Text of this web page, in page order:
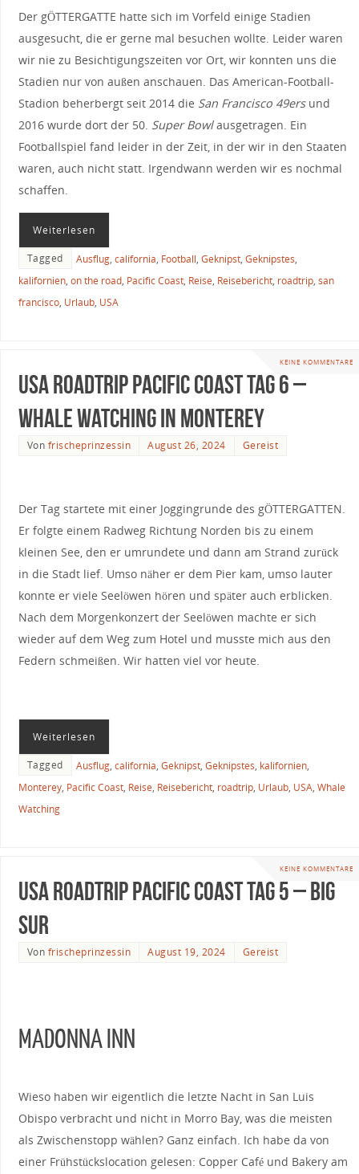
Der gÖTTERGATTE hatte sich im Vorfeld einige Stadien
ausgesucht, die er gerne mal besuchen wollte. Leider waren
wir nie zu Besichtigungszeiten vor Ort, wir konnten uns die
Stadien nur von außen anschauen. Das American-Football-
Stadion beherbergt seit 2014 die San Francisco 49ersund
2016 wurde dort der 50. Super Bowlausgetragen. Ein
Footballspiel fand leider in der Zeit, in der wir in den Staaten
waren, auch nicht statt. Irgendwann werden wir es nochmal
schaffen.
Weiterlesen
Tagged Ausflug, california, Football, Geknipst, Geknipstes,
kalifornien, on the road, Pacific Coast, Reise, Reisebericht, roadtrip, san
francisco, Urlaub, USA
KEINE KOMMENTARE
USA Roadtrip Pacific Coast Tag 6 –
Whale Watching in Monterey
Von frischeprinzessin August 26, 2024 Gereist
Der Tag startete mit einer Joggingrunde des gÖTTERGATTEN.
Er folgte einem Radweg Richtung Norden bis zu einem
kleinen See, den er umrundete und dann am Strand zurück
in die Stadt lief. Umso näher er dem Pier kam, umso lauter
konnte er viele Seelöwen hören und später auch erblicken.
Nach dem Morgenkonzert der Seelöwen machte er sich
wieder auf dem Weg zum Hotel und musste mich aus den
Federn schmeißen. Wir hatten viel vor heute.
Weiterlesen
Tagged Ausflug, california, Geknipst, Geknipstes, kalifornien,
Monterey, Pacific Coast, Reise, Reisebericht, roadtrip, Urlaub, USA, Whale
Watching
KEINE KOMMENTARE
USA Roadtrip Pacific Coast Tag 5 – Big
Sur
Von frischeprinzessin August 19, 2024 Gereist
MADONNA INN
Wieso haben wir eigentlich die letzte Nacht in San Luis
Obispo verbracht und nicht in Morro Bay, was die meisten
als Zwischenstopp wählen? Ganz einfach. Ich habe da von
einer Frühstückslocation gelesen: Copper Café und Bakery am